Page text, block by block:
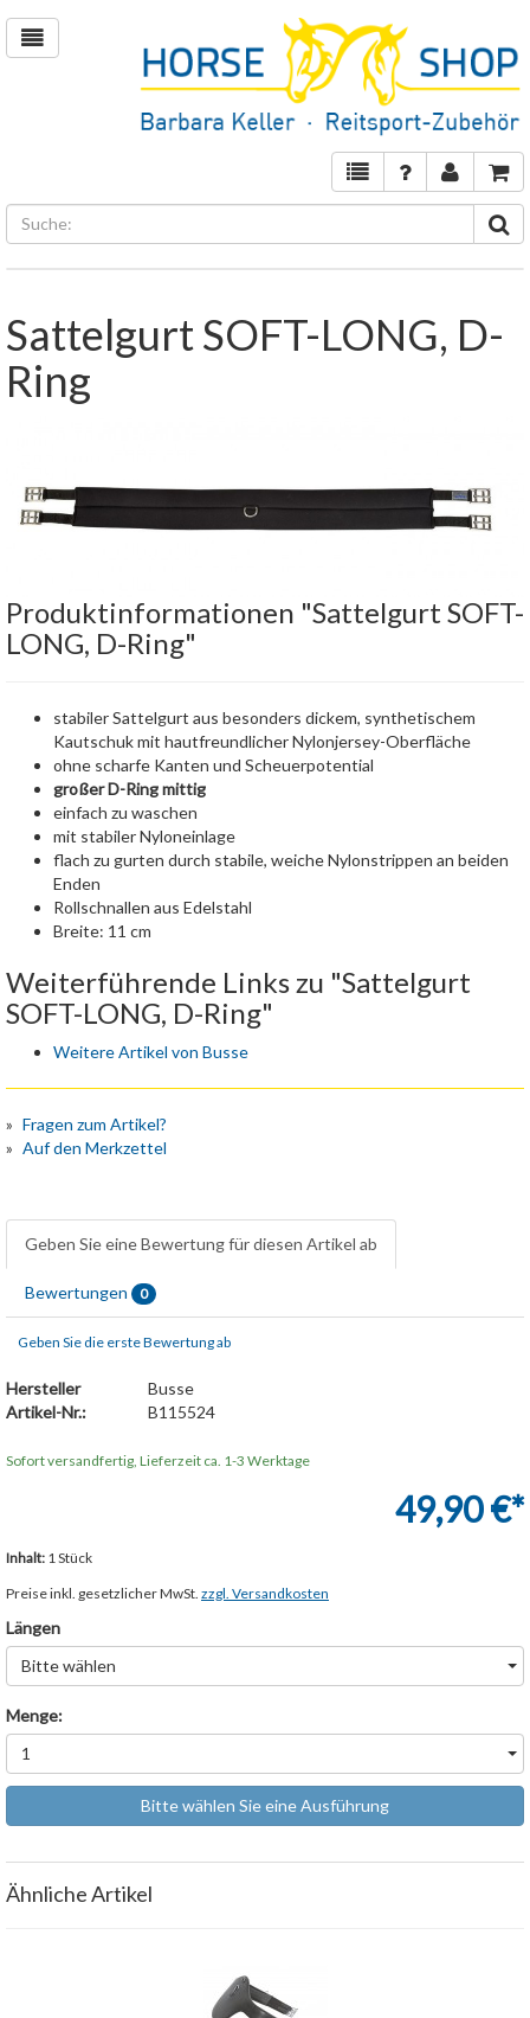
Sattelgurt SOFT-LONG, D-
Ring
Produktinformationen "Sattelgurt SOFT-
LONG, D-Ring"
stabiler Sattelgurt aus besonders dickem, synthetischem
Kautschuk mit hautfreundlicher Nylonjersey-Oberfläche
ohne scharfe Kanten und Scheuerpotential
großer D-Ring mittig
einfach zu waschen
mit stabiler Nyloneinlage
flach zu gurten durch stabile, weiche Nylonstrippen an beiden
Enden
Rollschnallen aus Edelstahl
Breite: 11 cm
Weiterführende Links zu "Sattelgurt
SOFT-LONG, D-Ring"
Weitere Artikel von Busse
Fragen zum Artikel?
Auf den Merkzettel
Geben Sie eine Bewertung für diesen Artikel ab
Bewertungen 0
Geben Sie die erste Bewertung ab
Hersteller
Busse
Artikel-Nr.:
B115524
Sofort versandfertig, Lieferzeit ca. 1-3 Werktage
49,90 €*
Inhalt: 1 Stück
Preise inkl. gesetzlicher MwSt. zzgl. Versandkosten
Längen
Bitte wählen
Menge:
1
Bitte wählen Sie eine Ausführung
Ähnliche Artikel